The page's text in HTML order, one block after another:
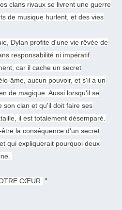
clans rivaux se livrent une guerre
de musique hurlent, et des vies
Dylan profite d'une vie rêvée de
responsabilité ni impératif
car il cache un secret
âme, aucun pouvoir, et s'il a un
de magique. Aussi lorsqu'il se
son clan et qu'il doit faire ses
il est totalement désemparé.
la conséquence d'un secret
qui expliquerait pourquoi deux
CŒUR
"